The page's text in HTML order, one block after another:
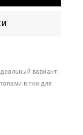
вариант
в тон для